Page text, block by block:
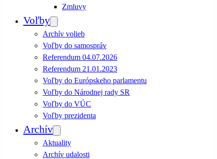
Zmluvy
Voľby
Archív volieb
Voľby do samospráv
Referendum 04.07.2026
Referendum 21.01.2023
Voľby do Európskeho parlamentu
Voľby do Národnej rady SR
Voľby do VÚC
Voľby prezidenta
Archív
Aktuality
Archív udalosti